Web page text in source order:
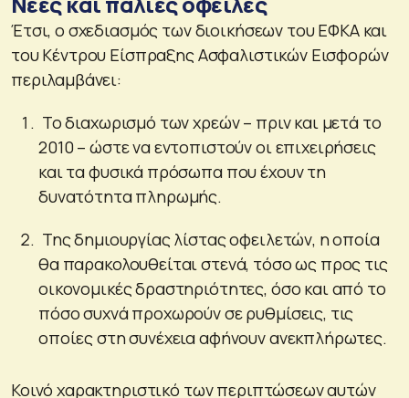
Έτσι, ο σχεδιασμός των διοικήσεων του ΕΦΚΑ και
του Κέντρου Είσπραξης Ασφαλιστικών Εισφορών
περιλαμβάνει:
Το διαχωρισμό των χρεών – πριν και μετά το
2010 – ώστε να εντοπιστούν οι επιχειρήσεις
και τα φυσικά πρόσωπα που έχουν τη
δυνατότητα πληρωμής.
Της δημιουργίας λίστας οφειλετών, η οποία
θα παρακολουθείται στενά, τόσο ως προς τις
οικονομικές δραστηριότητες, όσο και από το
πόσο συχνά προχωρούν σε ρυθμίσεις, τις
οποίες στη συνέχεια αφήνουν ανεκπλήρωτες.
Κοινό χαρακτηριστικό των περιπτώσεων αυτών